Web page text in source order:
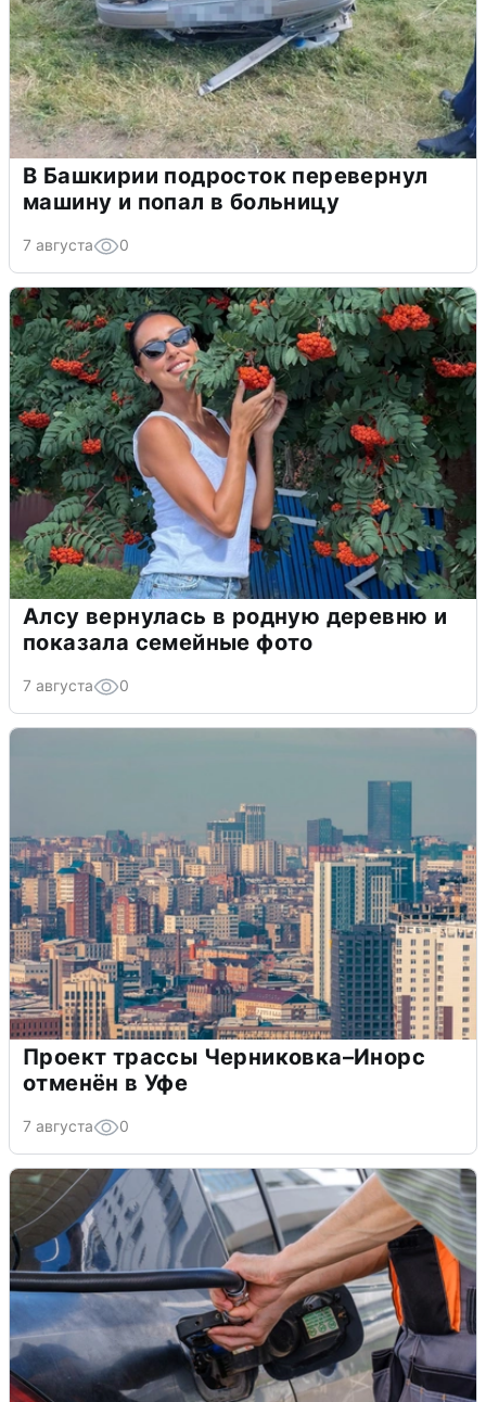
В Башкирии подросток перевернул
машину и попал в больницу
7 августа 0
Алсу вернулась в родную деревню и
показала семейные фото
7 августа 0
Проект трассы Черниковка–Инорс
отменён в Уфе
7 августа 0